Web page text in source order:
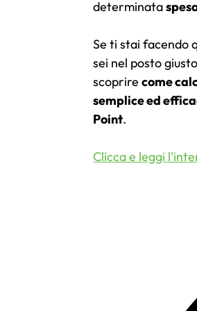
determinata
Se ti stai facendo
sei nel posto
scoprirecome
semplice ed
Point.
Clicca e leggi